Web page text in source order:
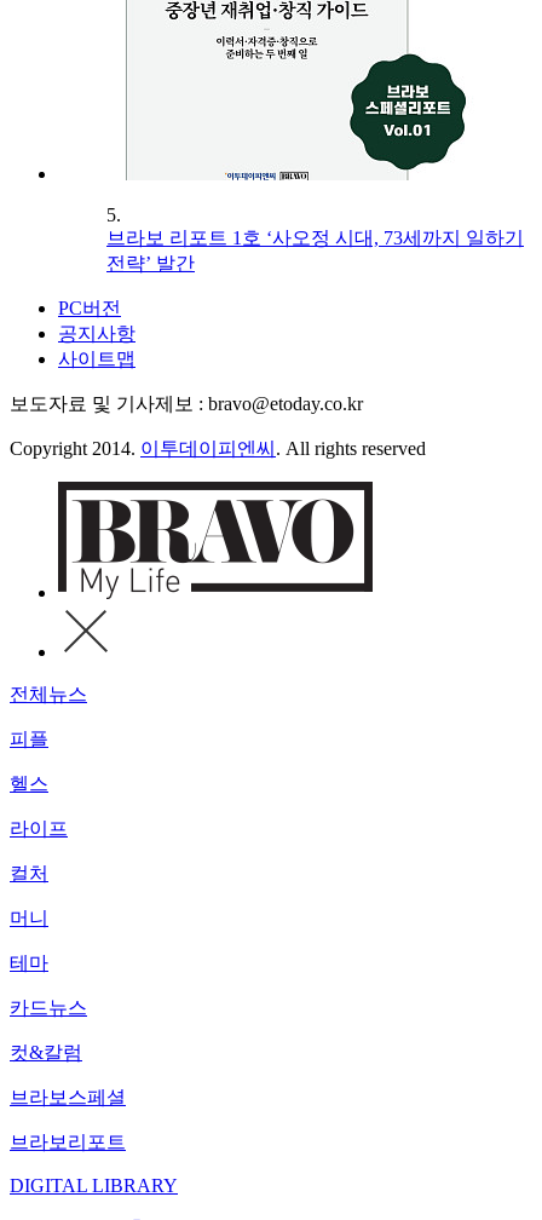
5.
브라보 리포트 1호 ‘사오정 시대, 73세까지 일하기
전략’ 발간
PC버전
공지사항
사이트맵
보도자료 및 기사제보 : bravo@etoday.co.kr
Copyright 2014. 이투데이피엔씨 . All rights reserved
전체뉴스
피플
헬스
라이프
컬처
머니
테마
카드뉴스
컷&칼럼
브라보스페셜
브라보리포트
DIGITAL LIBRARY